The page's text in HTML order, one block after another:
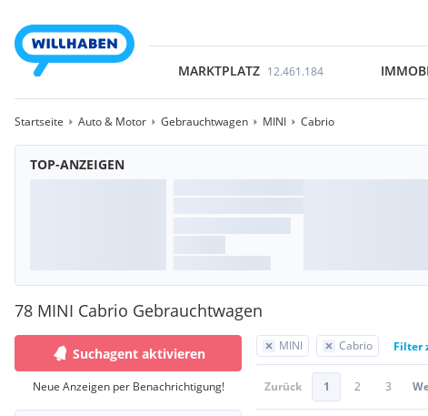
MARKTPLATZ 12.461.184
Startseite Auto & Motor Gebrauchtwagen MINI Cabrio
TOP-ANZEIGEN
78 MINI Cabrio Gebrauchtwagen
MINI Cabrio Filter
Zurück 1 2 3
Suchagent aktivieren
Neue Anzeigen per Benachrichtigung!